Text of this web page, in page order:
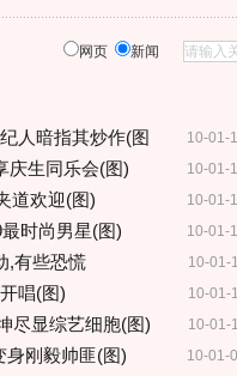
网页 新闻
10-01-
人暗指其炒作(图
10-01-
庆生同乐会(图)
10-01-
道欢迎(图)
10-01-
时尚男星(图)
10-01-
,有些恐慌
10-01-
唱(图)
10-01-
尽显综艺细胞(图)
10-01-
身刚毅帅匪(图)